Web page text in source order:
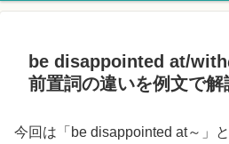
be disappointed at/with
前置詞の違いを例文で解
今回は「be disappointed at～」